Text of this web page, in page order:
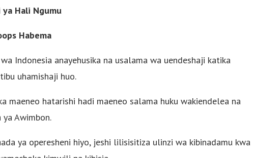
Hali Ngumu
Habema
Indonesia anayehusika na usalama wa uendeshaji katika
uhamishaji huo.
maeneo hatarishi hadi maeneo salama huku wakiendelea na
Awimbon.
ya operesheni hiyo, jeshi lilisisitiza ulinzi wa kibinadamu kwa